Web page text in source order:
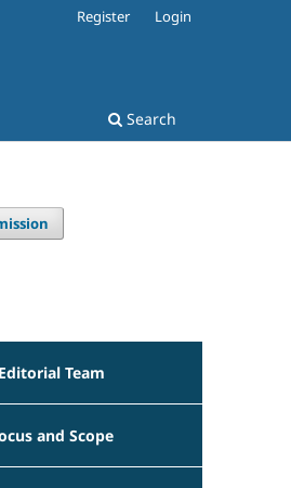
Search
Register Login
Editorial Team
and Scope